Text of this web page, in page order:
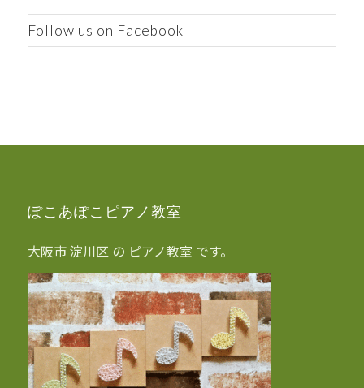
Follow us on Facebook
ぽこあぽこピアノ教室
大阪市 淀川区 の ピアノ教室 です。